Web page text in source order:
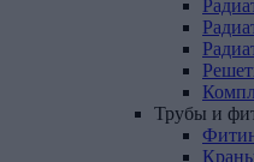
Трубы и